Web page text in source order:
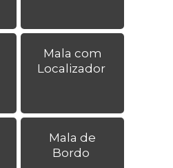
Mala com
Localizador
Mala de
Bordo